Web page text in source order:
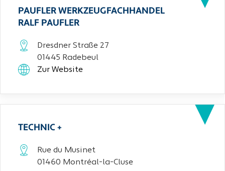
PAUFLER WERKZEUGFACHHANDEL
RALF PAUFLER
Dresdner Straße 27
01445 Radebeul
Zur Website
TECHNIC +
Rue du Musinet
01460 Montréal-la-Cluse